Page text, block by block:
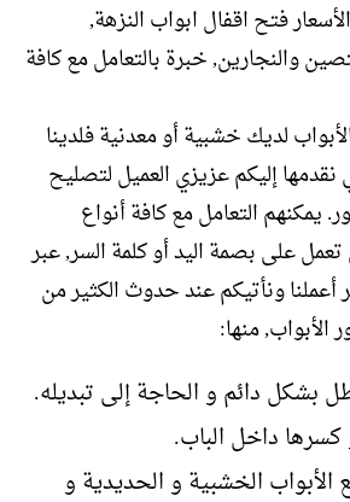
فتح اقفال ابواب النزهة,
والنجارين, خبرة بالتعامل مع كافة
لديك خشبية أو معدنية فلدينا
نقدمها إليكم عزيزي العميل لتصليح
يمكنهم التعامل مع كافة أنواع
تعمل على بصمة اليد أو كلمة السر, عبر
أعملنا ونأتيكم عند حدوث الكثير من
الأبواب, منها:
بشكل دائم و الحاجة إلى تبديله.
داخل الباب.
الخشبية و الحديدية و